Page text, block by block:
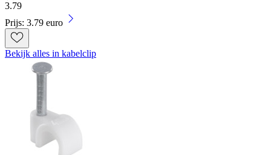
3.79
Prijs: 3.79 euro
Bekijk alles in kabelclip